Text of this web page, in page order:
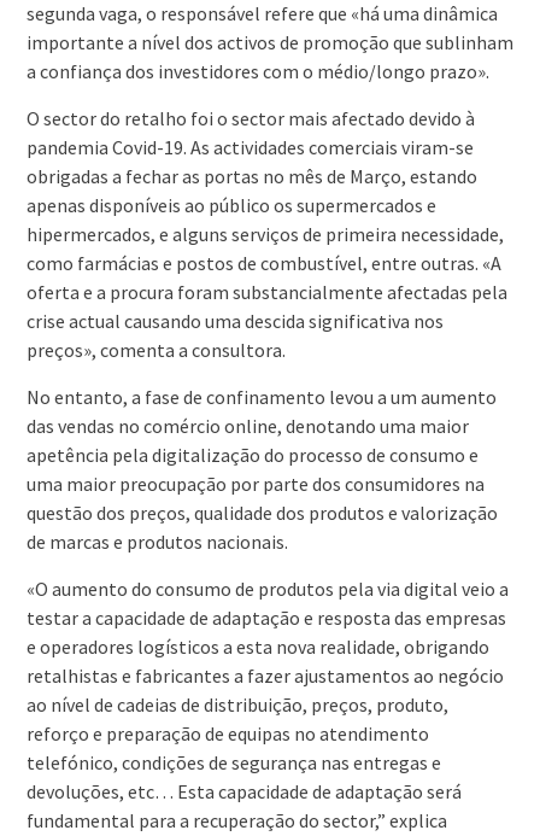
segunda vaga, o responsável refere que «há uma dinâmica
importante a nível dos activos de promoção que sublinham
a confiança dos investidores com o médio/longo prazo».
O sector do retalho foi o sector mais afectado devido à
pandemia Covid-19. As actividades comerciais viram-se
obrigadas a fechar as portas no mês de Março, estando
apenas disponíveis ao público os supermercados e
hipermercados, e alguns serviços de primeira necessidade,
como farmácias e postos de combustível, entre outras. «A
oferta e a procura foram substancialmente afectadas pela
crise actual causando uma descida significativa nos
preços», comenta a consultora.
No entanto, a fase de confinamento levou a um aumento
das vendas no comércio online, denotando uma maior
apetência pela digitalização do processo de consumo e
uma maior preocupação por parte dos consumidores na
questão dos preços, qualidade dos produtos e valorização
de marcas e produtos nacionais.
«O aumento do consumo de produtos pela via digital veio a
testar a capacidade de adaptação e resposta das empresas
e operadores logísticos a esta nova realidade, obrigando
retalhistas e fabricantes a fazer ajustamentos ao negócio
ao nível de cadeias de distribuição, preços, produto,
reforço e preparação de equipas no atendimento
telefónico, condições de segurança nas entregas e
devoluções, etc… Esta capacidade de adaptação será
fundamental para a recuperação do sector,” explica